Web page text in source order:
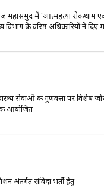
महासमुंद में 'आत्महत्या रोकथाम
विभाग के वरिष्ठ अधिकारियों ने दिए
सेवाओं की गुणवत्ता पर विशेष
आयोजित
अंतर्गत संविदा भर्ती हेतु